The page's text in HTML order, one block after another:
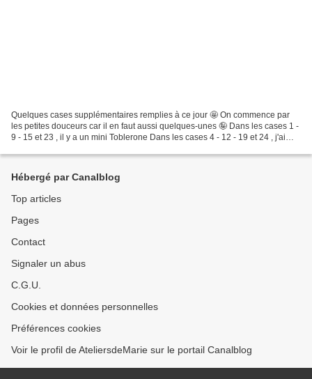
Quelques cases supplémentaires remplies à ce jour 🤩 On commence par
les petites douceurs car il en faut aussi quelques-unes 🤪 Dans les cases 1 -
9 - 15 et 23 , il y a un mini Toblerone Dans les cases 4 - 12 - 19 et 24 , j'ai
Hébergé par Canalblog
Top articles
Pages
Contact
Signaler un abus
C.G.U.
Cookies et données personnelles
Préférences cookies
Voir le profil de AteliersdeMarie sur le portail Canalblog